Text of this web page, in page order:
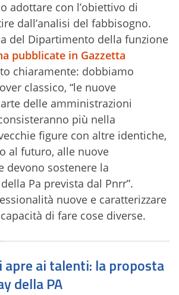
adottare con l’obiettivo di
dall’analisi del fabbisogno.
del Dipartimento della funzione
pubblicate in Gazzetta
chiaramente: dobbiamo
classico, “le nuove
delle amministrazioni
più nella
figure con altre identiche,
al futuro, alle nuove
devono sostenere la
Pa prevista dal Pnrr”.
nuove e caratterizzare
di fare cose diverse.
apre ai talenti: la proposta
della PA